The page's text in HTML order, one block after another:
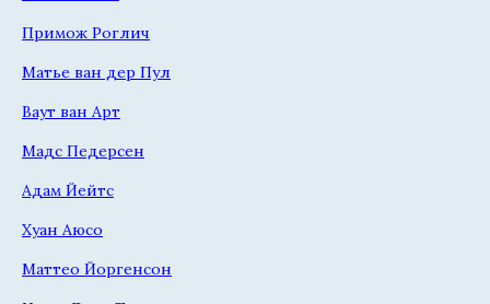
Примож Роглич
Матье ван дер Пул
Ваут ван Арт
Мадс Педерсен
Адам Йейтс
Хуан Аюсо
Маттео Йоргенсон